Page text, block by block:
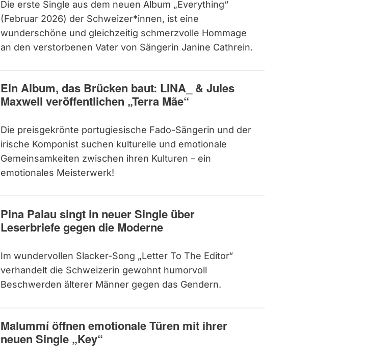
Die erste Single aus dem neuen Album „Everything“
(Februar 2026) der Schweizer*innen, ist eine
wunderschöne und gleichzeitig schmerzvolle Hommage
an den verstorbenen Vater von Sängerin Janine Cathrein.
Ein Album, das Brücken baut: LINA_ & Jules
Maxwell veröffentlichen „Terra Mãe“
Die preisgekrönte portugiesische Fado-Sängerin und der
irische Komponist suchen kulturelle und emotionale
Gemeinsamkeiten zwischen ihren Kulturen – ein
emotionales Meisterwerk!
Pina Palau singt in neuer Single über
Leserbriefe gegen die Moderne
Im wundervollen Slacker-Song „Letter To The Editor“
verhandelt die Schweizerin gewohnt humorvoll
Beschwerden älterer Männer gegen das Gendern.
Malummí öffnen emotionale Türen mit ihrer
neuen Single „Key“